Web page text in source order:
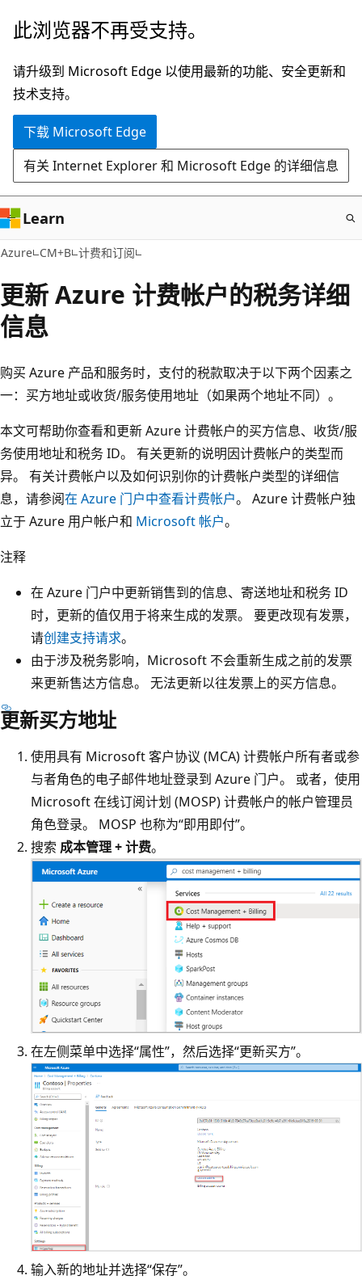
跳
主
要
内
此浏览器不再受支持。
请升级到 Microsoft Edge 以使用最新的功能、安全更新和
技术支持。
下载 Microsoft Edge
有关 Internet Explorer 和 Microsoft Edge 的详细信息
Learn
Azure CM+B 计费和订阅
更新 Azure 计费帐户的税务详细
信息
购买 Azure 产品和服务时，支付的税款取决于以下两个因素之
一：买方地址或收货/服务使用地址（如果两个地址不同）。
本文可帮助你查看和更新 Azure 计费帐户的买方信息、收货/服
务使用地址和税务 ID。 有关更新的说明因计费帐户的类型而
异。 有关计费帐户以及如何识别你的计费帐户类型的详细信
息，请参阅在 Azure 门户中查看计费帐户。 Azure 计费帐户独
立于 Azure 用户帐户和 Microsoft 帐户。
注释
在 Azure 门户中更新销售到的信息、寄送地址和税务 ID
时，更新的值仅用于将来生成的发票。 要更改现有发票，
请创建支持请求。
由于涉及税务影响，Microsoft 不会重新生成之前的发票
来更新售达方信息。 无法更新以往发票上的买方信息。
更新买方地址
使用具有 Microsoft 客户协议 (MCA) 计费帐户所有者或参
与者角色的电子邮件地址登录到 Azure 门户。 或者，使用
Microsoft 在线订阅计划 (MOSP) 计费帐户的帐户管理员
角色登录。 MOSP 也称为“即用即付”。
搜索 成本管理 + 计费。
在左侧菜单中选择“属性”，然后选择“更新买方”。
输入新的地址并选择“保存”。